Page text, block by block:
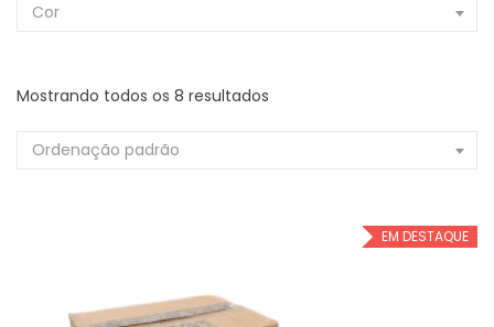
Cor
Mostrando todos os 8 resultados
Ordenação padrão
EM DESTAQUE